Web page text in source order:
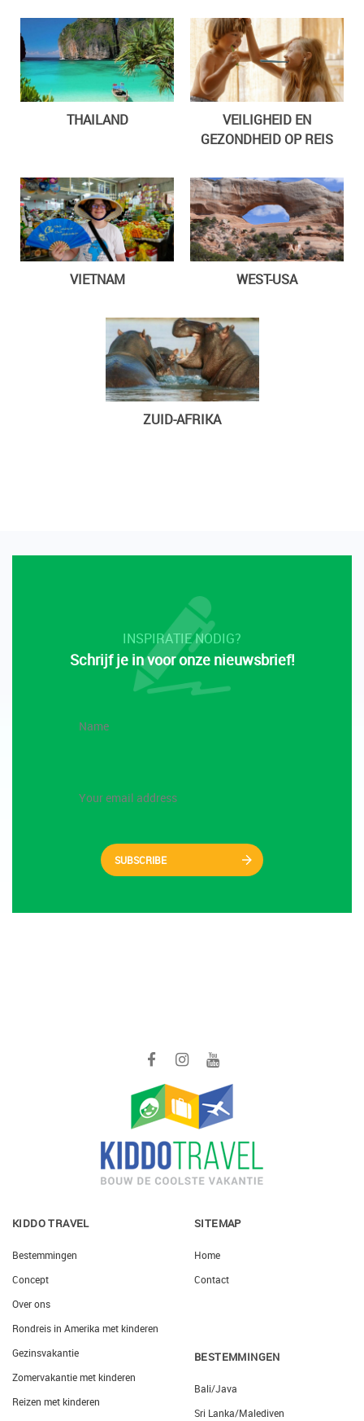
THAILAND
VEILIGHEID EN
GEZONDHEID OP REIS
VIETNAM WEST-USA
ZUID-AFRIKA
INSPIRATIE NODIG?
Schrijf je in voor onze nieuwsbrief!
SUBSCRIBE
KIDDO TRAVEL
Bestemmingen
Concept
Over ons
Rondreis in Amerika met kinderen
Gezinsvakantie
Zomervakantie met kinderen
Reizen met kinderen
SITEMAP
Home
Contact
BESTEMMINGEN
Bali/Java
Sri Lanka/Malediven